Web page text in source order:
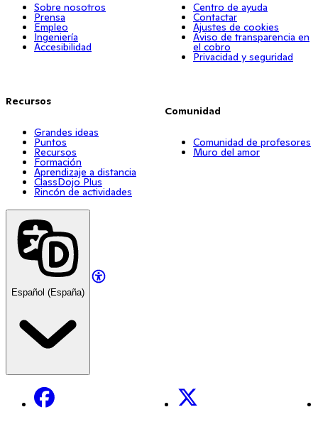
Sobre nosotros
Prensa
Empleo
Ingeniería
Accesibilidad
Recursos
Grandes ideas
Puntos
Recursos
Formación
Aprendizaje a distancia
ClassDojo Plus
Rincón de actividades
Centro de ayuda
Contactar
Ajustes de cookies
Aviso de transparencia en
el cobro
Privacidad y seguridad
Comunidad
Comunidad de profesores
Muro del amor
Español (España)
Facebook X